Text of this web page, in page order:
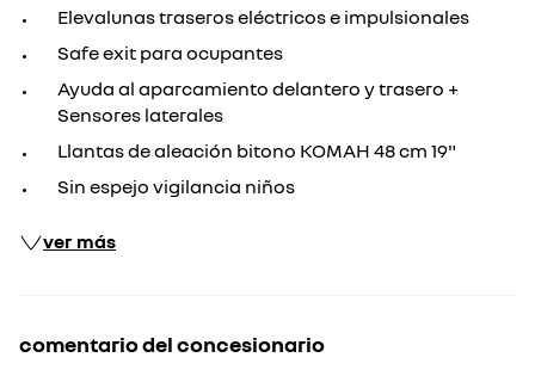
Elevalunas traseros eléctricos e impulsionales
Safe exit para ocupantes
Ayuda al aparcamiento delantero y trasero +
Sensores laterales
Llantas de aleación bitono KOMAH 48 cm 19"
Sin espejo vigilancia niños
ver más
comentario del concesionario